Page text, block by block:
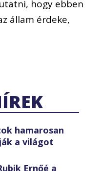
hogy ebben
állam érdeke,
hamarosan
a világot
Ernőé a